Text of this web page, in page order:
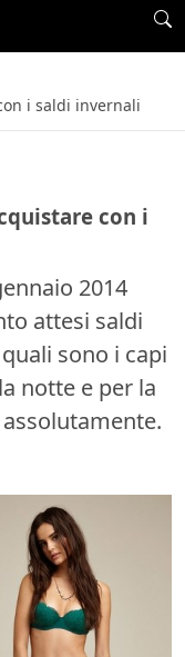
i saldi invernali
con i
2014
attesi saldi
sono i capi
notte e per la